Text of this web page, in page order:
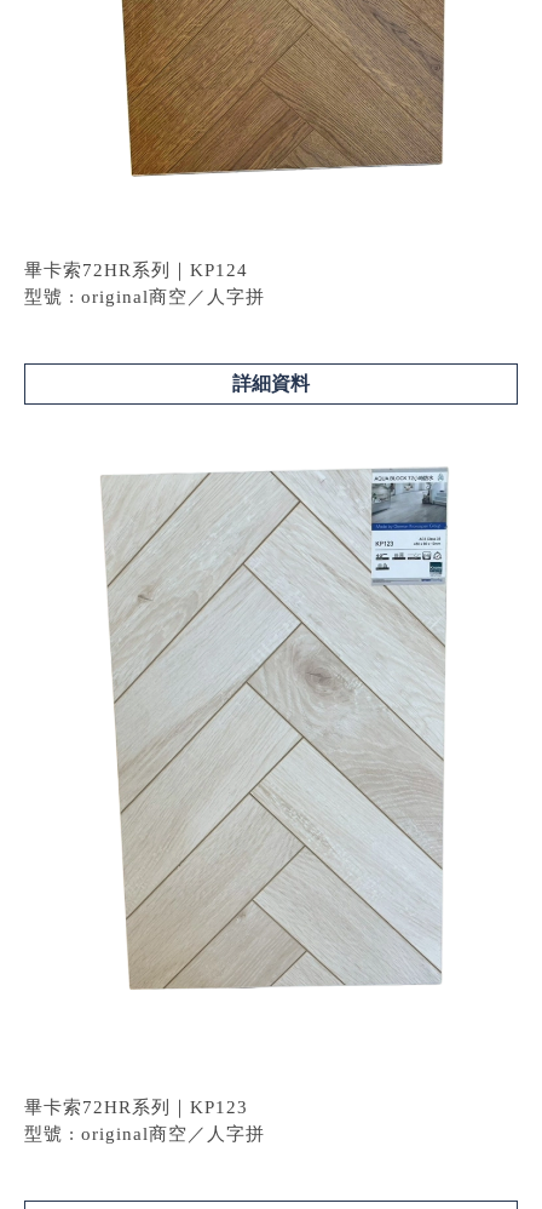
畢卡索72HR系列｜KP124
型號 : original商空／人字拼
詳細資料
畢卡索72HR系列｜KP123
型號 : original商空／人字拼